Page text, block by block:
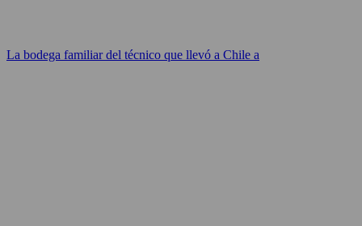
La bodega familiar del técnico que llevó a Chile a